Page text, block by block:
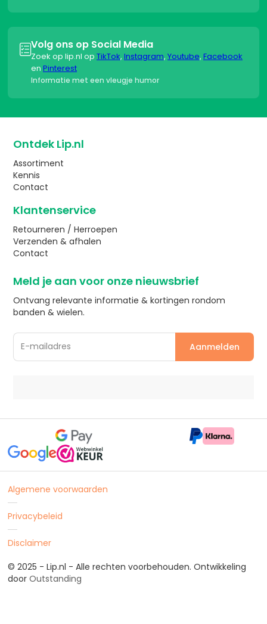
Volg ons op Social Media
Zoek op lip.nl op TikTok, Instagram, Youtube, Facebook
en Pinterest
Informatie met een vleugje humor
Ontdek Lip.nl
Assortiment
Kennis
Contact
Klantenservice
Retourneren / Herroepen
Verzenden & afhalen
Contact
Meld je aan voor onze nieuwsbrief
Ontvang relevante informatie & kortingen rondom
banden & wielen.
Algemene voorwaarden
Privacybeleid
Disclaimer
© 2025 - Lip.nl - Alle rechten voorbehouden. Ontwikkeling
door Outstanding